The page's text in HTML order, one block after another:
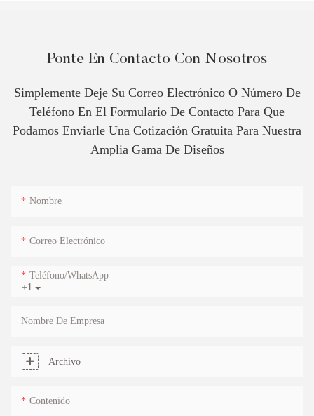
Ponte En Contacto Con Nosotros
Simplemente Deje Su Correo Electrónico O Número De
Teléfono En El Formulario De Contacto Para Que
Podamos Enviarle Una Cotización Gratuita Para Nuestra
Amplia Gama De Diseños
Nombre
Correo Electrónico
+1
Teléfono/WhatsApp
Nombre De Empresa
Archivo
Contenido